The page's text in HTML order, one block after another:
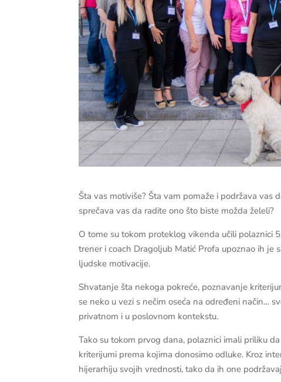
Šta vas motiviše? Šta vam pomaže i podržava vas
sprečava vas da radite ono što biste možda želeli?
O tome su tokom proteklog vikenda učili polaznici
trener i coach Dragoljub Matić Profa upoznao ih je
ljudske motivacije.
Shvatanje šta nekoga pokreće, poznavanje
se neko u vezi s nečim oseća na određeni način…
privatnom i u poslovnom kontekstu.
Tako su tokom prvog dana, polaznici imali priliku
kriterijumi prema kojima donosimo odluke. Kroz
hijerarhiju svojih vrednosti, tako da ih one